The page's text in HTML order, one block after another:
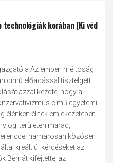
korában (Ki véd
Az emberi méltóság
című előadással tisztelgett
azzal kezdte, hogy a
című egyetemi
élnek emlékezetében.
területen marad,
hamarosan közösen
kreált új kérdéseket az
Bernát kifejtette, az